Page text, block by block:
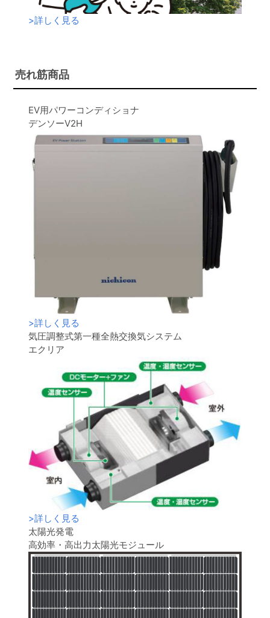
>詳しく見る
売れ筋商品
EV用パワーコンディショナ
デンソーV2H
>詳しく見る
気圧調整式第一種全熱交換気システム
エクリア
>詳しく見る
太陽光発電
高効率・高出力太陽光モジュール